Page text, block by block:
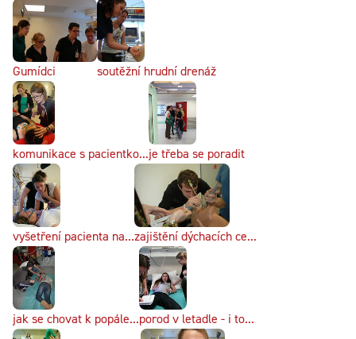
Gumídci soutěžní hrudní drenáž
komunikace s pacientko...je třeba se poradit
vyšetření pacienta na...zajištění dýchacích ce...
jak se chovat k popále...porod v letadle - i to...